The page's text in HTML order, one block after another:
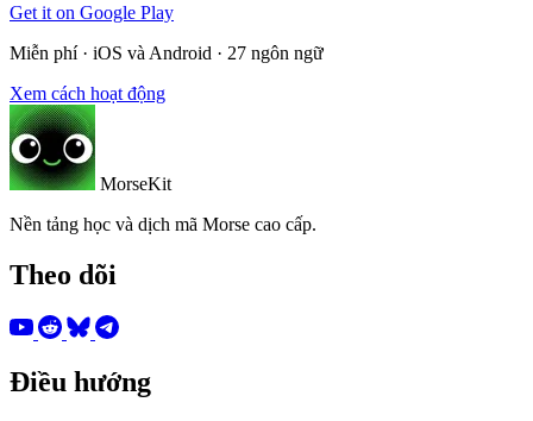
Get it on Google Play
Miễn phí · iOS và Android · 27 ngôn ngữ
Xem cách hoạt động
MorseKit
Nền tảng học và dịch mã Morse cao cấp.
Theo dõi
Điều hướng